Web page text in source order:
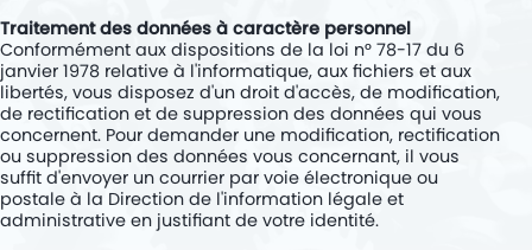
Diesel-to-CNG Engine Conversion: Transform Your Engine to Run on Natural
Gas
VEHICLE ENGINEERING
RETROFIT
Rétrofit de cars diesel au BioGNV
Traitement des données à caractère personnel
Conformément aux dispositions de la loi n° 78-17 du 6
janvier 1978 relative à l'informatique, aux fichiers et aux
libertés, vous disposez d'un droit d'accès, de modification,
de rectification et de suppression des données qui vous
concernent. Pour demander une modification, rectification
ou suppression des données vous concernant, il vous
suffit d'envoyer un courrier par voie électronique ou
postale à la Direction de l'information légale et
administrative en justifiant de votre identité.